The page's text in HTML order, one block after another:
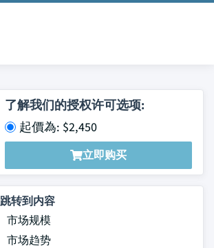
了解我们的授权许可选项:
起價為: $2,450
立即购买
跳转到内容
市场规模
市场趋势